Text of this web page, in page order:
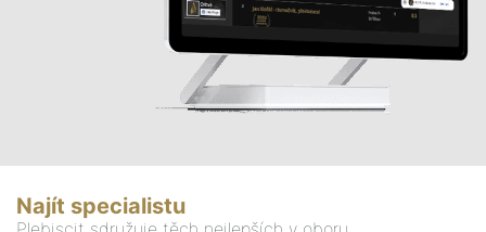
Najít specialistu